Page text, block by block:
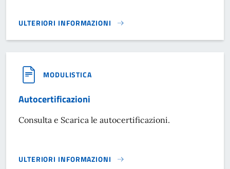
ULTERIORI INFORMAZIONI
SALE PUBBLICHE E VOLONTARIATO}
MODULISTICA
Autocertificazioni
Consulta e Scarica le autocertificazioni.
ULTERIORI INFORMAZIONI
AUTOCERTIFICAZIONI}